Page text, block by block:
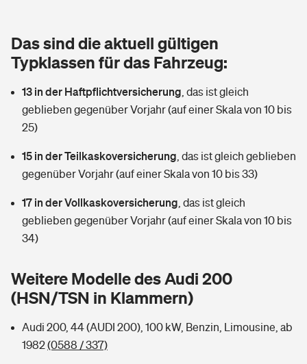
Tools
Wer versichert was: Jetzt Versicherer finden
Sie haben Fragen?
Glasversicherung
Mietkautionsversicherung
Restkreditversicherung
Tools
Hochwasser-Check: Wie gefährdet ist Ihr Haus?
Sie haben Fragen?
Kinderunfall­ver­si­che­rung
Kinderinvalidität
Hundehalter-Haftpflicht
Handyversicherung
Private Cyberversicherung
Zur Übersicht
Dread-Disease-Versicherung
Tierkrankenversicherung
Zur Übersicht
Tools
Wer versichert was: Jetzt Versicherer finden
Rentenrechner: Wie viel Geld bekomme ich im Alter?
Das sind die aktuell gültigen
Typklassen für das Fahrzeug:
13 in der Haftpflichtversicherung das ist gleich
geblieben gegenüber Vorjahr (auf einer Skala von 10 bis
25)
15 in der Teilkaskoversicherung das ist gleich geblieben
gegenüber Vorjahr (auf einer Skala von 10 bis 33)
17 in der Vollkaskoversicherung das ist gleich
geblieben gegenüber Vorjahr (auf einer Skala von 10 bis
34)
Weitere Modelle des Audi 200
(HSN/TSN in Klammern)
Audi 200, 44 (AUDI 200), 100 kW, Benzin, Limousine, ab
1982(0588 / 337)